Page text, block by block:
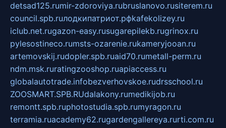
detsad125.rumir-zdoroviya.rubruslanovo.rusiterem.ru
council.spb.ruлодкипатриот.рфkafekolizey.ru
iclub.net.rugazon-easy.rusugarepilekb.rugrinox.ru
pylesostineco.rumsts-ozarenie.rukameryjooan.ru
artemovskij.rudopler.spb.ruaid70.rumetall-perm.ru
ndm.msk.ruratingzooshop.ruapiaccess.ru
globalautotrade.infobezverhovskoe.rudrsschool.ru
ZOOSMART.SPB.RUdalakony.rumedikijob.ru
remontt.spb.ruphotostudia.spb.rumyragon.ru
terramia.ruacademy62.rugardengallereya.rurti.com.ru